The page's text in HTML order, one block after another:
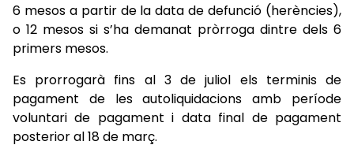
6 mesos a partir de la data de defunció (herències),
o 12 mesos si s’ha demanat pròrroga dintre dels 6
primers mesos.
Es prorrogarà fins al 3 de juliol els terminis de
pagament de les autoliquidacions amb període
voluntari de pagament i data final de pagament
posterior al 18 de març.